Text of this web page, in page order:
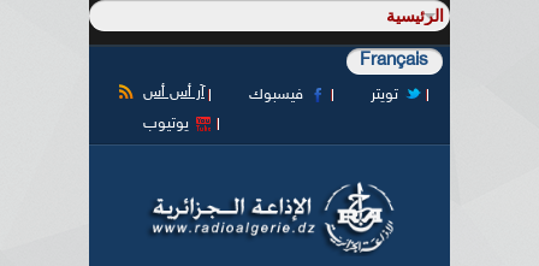
Français
آر أس أس فيسبوك
تويتر
يوتيوب